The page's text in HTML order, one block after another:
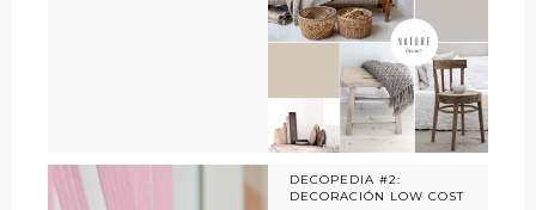
DECOPEDIA #2:
DECORACIÓN LOW COST